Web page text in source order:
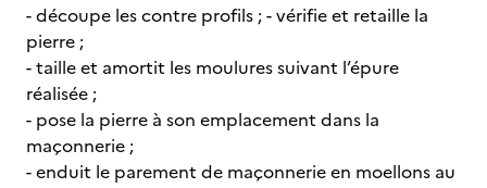
- découpe les contre profils ; - vérifie et retaille la
pierre ;
- taille et amortit les moulures suivant l’épure
réalisée ;
- pose la pierre à son emplacement dans la
maçonnerie ;
- enduit le parement de maçonnerie en moellons au